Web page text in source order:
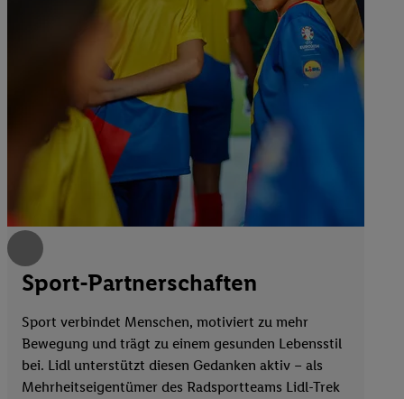
Sport-Partnerschaften
Sport verbindet Menschen, motiviert zu mehr
Bewegung und trägt zu einem gesunden Lebensstil
bei. Lidl unterstützt diesen Gedanken aktiv – als
Mehrheitseigentümer des Radsportteams Lidl-Trek